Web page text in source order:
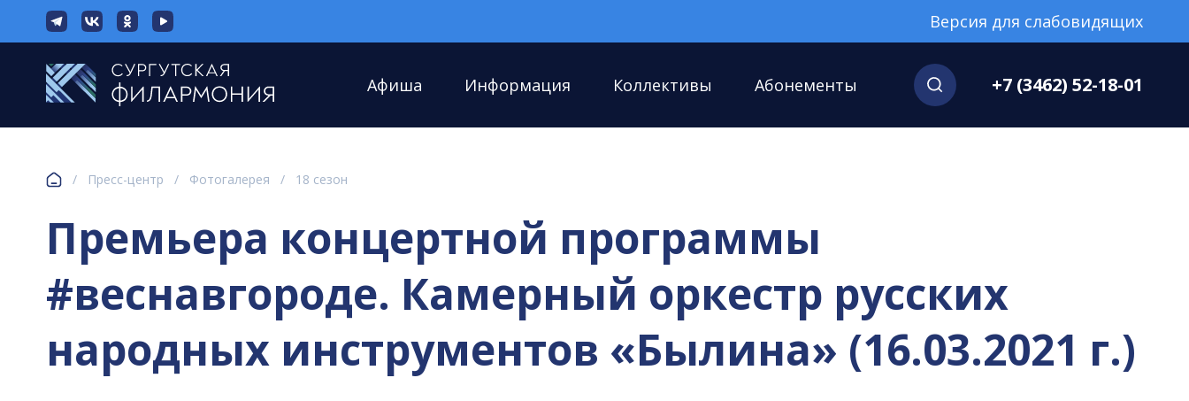
Версия для слабовидящих
Афиша Информация Коллективы Абонементы +7 (3462) 52-18-01
/ Пресс-центр / Фотогалерея / 18 сезон
Премьера концертной программы
#веснавгороде. Камерный оркестр русских
народных инструментов «Былина» (16.03.2021 г.)